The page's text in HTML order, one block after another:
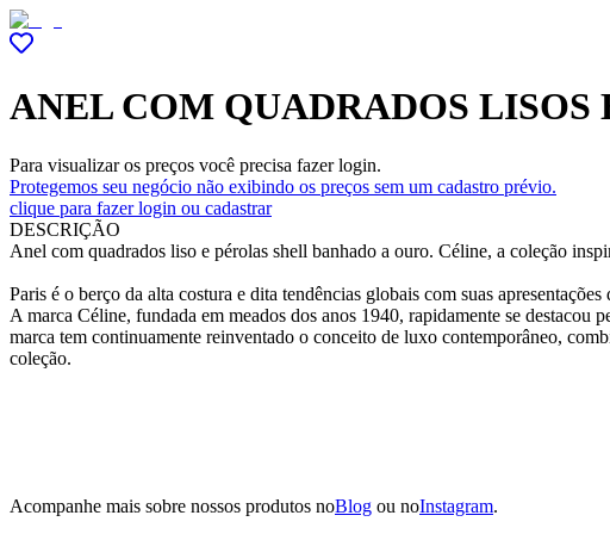
ANEL COM QUADRADOS LISOS
Para visualizar os preços você precisa fazer login.
Protegemos seu negócio não exibindo os preços sem um cadastro prévio.
clique para fazer login ou cadastrar
DESCRIÇÃO
Anel com quadrados liso e pérolas shell banhado a ouro. Céline, a coleção
Paris é o berço da alta costura e dita tendências globais com suas
A marca Céline, fundada em meados dos anos 1940, rapidamente se
marca tem continuamente reinventado o conceito de luxo contemporâneo,
coleção.
Acompanhe mais sobre nossos produtos noBlog ou noInstagram.